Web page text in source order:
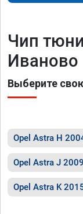
Чип
Иваново
Выберите
Opel Astra H
Opel Astra J
Opel Astra K